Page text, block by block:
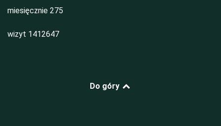
miesięcznie 275
wizyt 1412647
Do góry